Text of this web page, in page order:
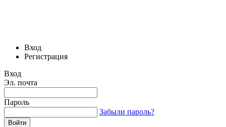
Вход
Регистрация
Вход
Эл. почта
Пароль
Забыли пароль?